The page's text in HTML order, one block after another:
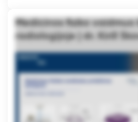
Medicinos fiziko
radiologijoje | dr. Kirill